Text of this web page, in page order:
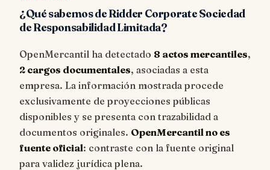
¿Qué sabemos de Ridder Corporate Sociedad
de Responsabilidad Limitada?
OpenMercantil ha detectado 8 actos mercantiles,
2 cargos documentales, asociadas a esta
empresa. La información mostrada procede
exclusivamente de proyecciones públicas
disponibles y se presenta con trazabilidad a
documentos originales. OpenMercantil no es
fuente oficial: contraste con la fuente original
para validez jurídica plena.